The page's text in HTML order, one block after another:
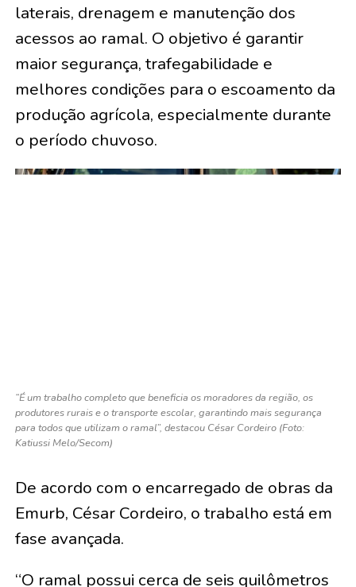
laterais, drenagem e manutenção dos
acessos ao ramal. O objetivo é garantir
maior segurança, trafegabilidade e
melhores condições para o escoamento da
produção agrícola, especialmente durante
o período chuvoso.
“É um trabalho completo que beneficia os moradores da região, os
produtores rurais e o transporte escolar, garantindo mais segurança
para todos que utilizam o ramal”, destacou César Cordeiro (Foto:
Katiussi Melo/Secom)
De acordo com o encarregado de obras da
Emurb, César Cordeiro, o trabalho está em
fase avançada.
“O ramal possui cerca de seis quilômetros